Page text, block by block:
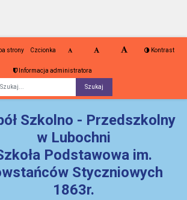
strony Czcionka Kontrast
Informacja administratora
Szkolno - Przedszkolny
w Lubochni
Podstawowa im.
Styczniowych
1863r.